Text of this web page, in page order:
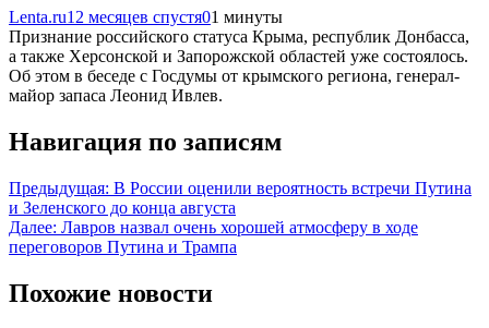
Lenta.ru12 месяцев спустя01 минуты
Признание российского статуса Крыма, республик Донбасса,
а также Херсонской и Запорожской областей уже состоялось.
Об этом в беседе с Госдумы от крымского региона, генерал-
майор запаса Леонид Ивлев.
Навигация по записям
Предыдущая: В России оценили вероятность встречи Путина
и Зеленского до конца августа
Далее: Лавров назвал очень хорошей атмосферу в ходе
переговоров Путина и Трампа
Похожие новости